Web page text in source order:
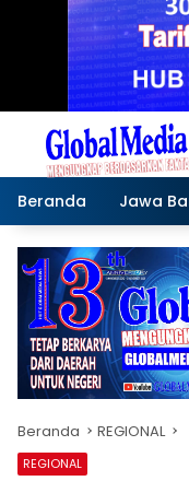
Beranda Jawa
Beranda REGIONAL
REGIONAL